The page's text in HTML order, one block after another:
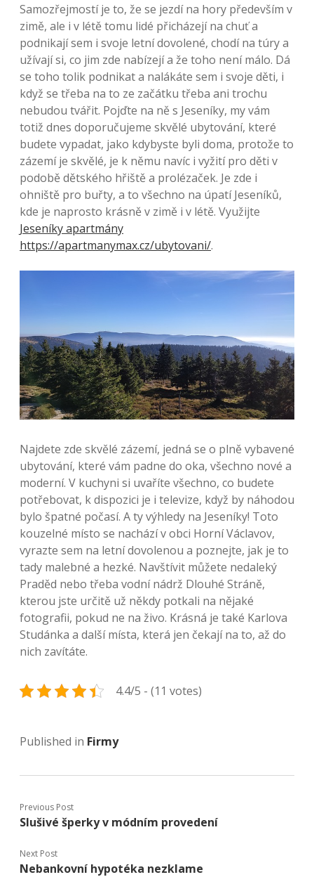
Samozřejmostí je to, že se jezdí na hory především v
zimě, ale i v létě tomu lidé přicházejí na chuť a
podnikají sem i svoje letní dovolené, chodí na túry a
užívají si, co jim zde nabízejí a že toho není málo. Dá
se toho tolik podnikat a nalákáte sem i svoje děti, i
když se třeba na to ze začátku třeba ani trochu
nebudou tvářit. Pojďte na ně s Jeseníky, my vám
totiž dnes doporučujeme skvělé ubytování, které
budete vypadat, jako kdybyste byli doma, protože to
zázemí je skvělé, je k němu navíc i vyžití pro děti v
podobě dětského hřiště a prolézaček. Je zde i
ohniště pro buřty, a to všechno na úpatí Jeseníků,
kde je naprosto krásně v zimě i v létě. Využijte
Jeseníky apartmány
https://apartmanymax.cz/ubytovani/.
Najdete zde skvělé zázemí, jedná se o plně vybavené
ubytování, které vám padne do oka, všechno nové a
moderní. V kuchyni si uvaříte všechno, co budete
potřebovat, k dispozici je i televize, když by náhodou
bylo špatné počasí. A ty výhledy na Jeseníky! Toto
kouzelné místo se nachází v obci Horní Václavov,
vyrazte sem na letní dovolenou a poznejte, jak je to
tady malebné a hezké. Navštívit můžete nedaleký
Praděd nebo třeba vodní nádrž Dlouhé Stráně,
kterou jste určitě už někdy potkali na nějaké
fotografii, pokud ne na živo. Krásná je také Karlova
Studánka a další místa, která jen čekají na to, až do
nich zavítáte.
4.4/5 - (11 votes)
Published in Firmy
Previous Post
Slušivé šperky v módním provedení
Next Post
Nebankovní hypotéka nezklame